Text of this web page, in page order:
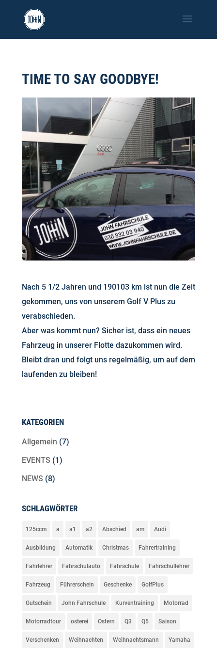
TIME TO SAY GOODBYE!
Nach 5 1/2 Jahren und 190103 km ist nun die Zeit
gekommen, uns von unserem Golf V Plus zu
verabschieden.
Aber was kommt nun? Sicher ist, dass ein neues
Fahrzeug in unserer Flotte dazukommen wird.
Bleibt dran und folgt uns regelmäßig, um auf dem
laufenden zu bleiben!
KATEGORIEN
Allgemein (7)
EVENTS (1)
NEWS (8)
SCHLAGWÖRTER
125ccm a a1 a2 Abschied am Audi
Ausbildung Automatik Christmas Fahrertraining
Fahrlehrer Fahrschulauto Fahrschule Fahrschullehrer
Fahrzeug Führerschein Geschenke GolfPlus
Gutschein John Fahrschule Kurventraining Motorrad
Motorradtour osterei Ostern Q3 Q5 Saison
Verschenken Weihnachten Weihnachtsmann Yamaha